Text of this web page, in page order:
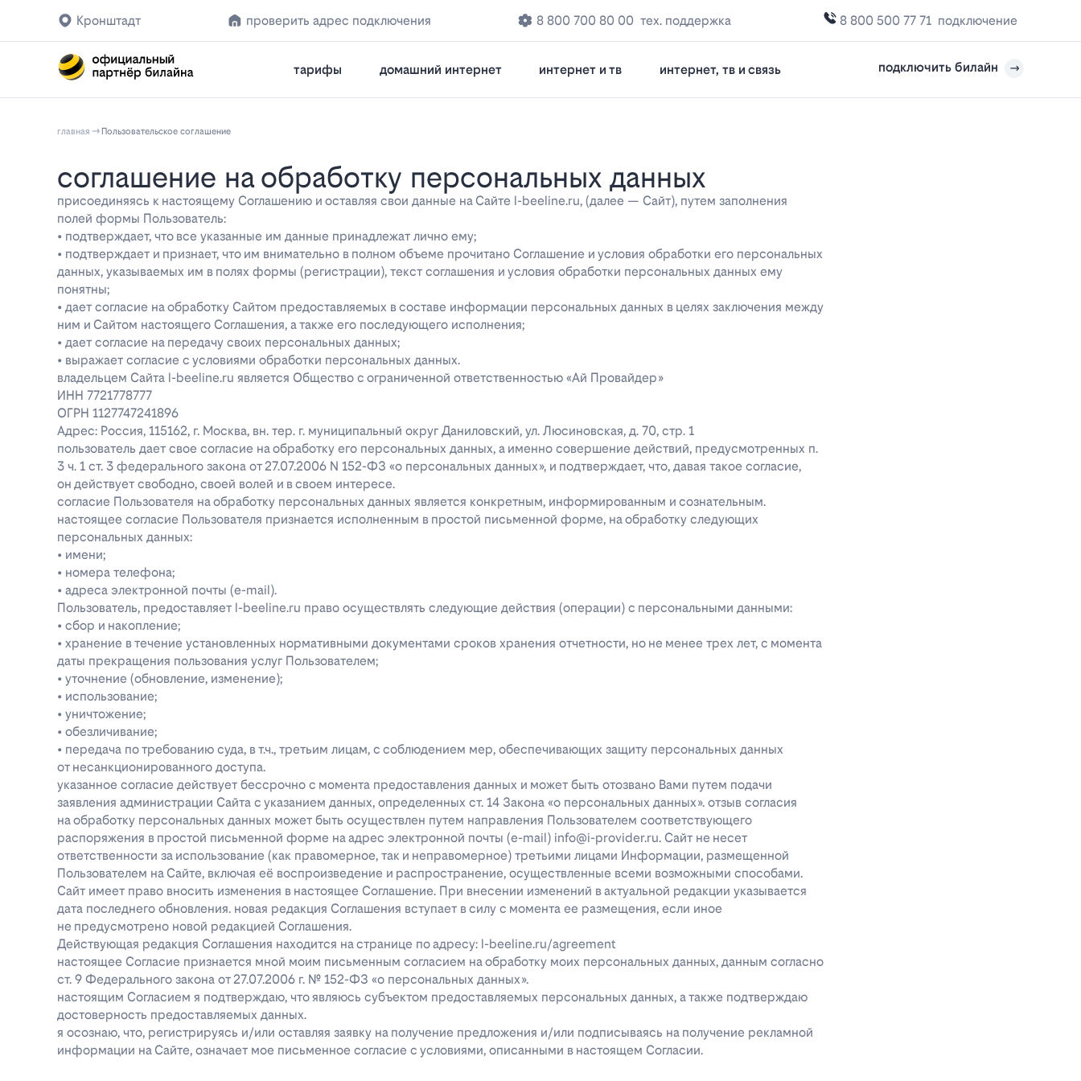
Кронштадт проверить адрес подключения 8 800 700 80 00 тех. поддержка 8 800 500 77 71 подключение
тарифы домашний интернет интернет и тв интернет, тв и связь подключить билайн
главная Пользовательское соглашение
соглашение на обработку персональных данных
присоединяясь к настоящему Соглашению и оставляя свои данные на Сайте l-beeline.ru, (далее — Сайт), путем заполнения
полей формы Пользователь:
• подтверждает, что все указанные им данные принадлежат лично ему;
• подтверждает и признает, что им внимательно в полном объеме прочитано Соглашение и условия обработки его персональных
данных, указываемых им в полях формы (регистрации), текст соглашения и условия обработки персональных данных ему
понятны;
• дает согласие на обработку Сайтом предоставляемых в составе информации персональных данных в целях заключения между
ним и Сайтом настоящего Соглашения, а также его последующего исполнения;
• дает согласие на передачу своих персональных данных;
• выражает согласие с условиями обработки персональных данных.
владельцем Сайта l-beeline.ru является Общество с ограниченной ответственностью «Ай Провайдер»
ИНН 7721778777
ОГРН 1127747241896
Адрес: Россия, 115162, г. Москва, вн. тер. г. муниципальный округ Даниловский, ул. Люсиновская, д. 70, стр. 1
пользователь дает свое согласие на обработку его персональных данных, а именно совершение действий, предусмотренных п.
3 ч. 1 ст. 3 федерального закона от 27.07.2006 N 152-ФЗ «о персональных данных», и подтверждает, что, давая такое согласие,
он действует свободно, своей волей и в своем интересе.
согласие Пользователя на обработку персональных данных является конкретным, информированным и сознательным.
настоящее согласие Пользователя признается исполненным в простой письменной форме, на обработку следующих
персональных данных:
• имени;
• номера телефона;
• адреса электронной почты (e-mail).
Пользователь, предоставляет l-beeline.ru право осуществлять следующие действия (операции) с персональными данными:
• сбор и накопление;
• хранение в течение установленных нормативными документами сроков хранения отчетности, но не менее трех лет, с момента
даты прекращения пользования услуг Пользователем;
• уточнение (обновление, изменение);
• использование;
• уничтожение;
• обезличивание;
• передача по требованию суда, в т.ч., третьим лицам, с соблюдением мер, обеспечивающих защиту персональных данных
от несанкционированного доступа.
указанное согласие действует бессрочно с момента предоставления данных и может быть отозвано Вами путем подачи
заявления администрации Сайта с указанием данных, определенных ст. 14 Закона «о персональных данных». отзыв согласия
на обработку персональных данных может быть осуществлен путем направления Пользователем соответствующего
распоряжения в простой письменной форме на адрес электронной почты (e-mail) info@i-provider.ru. Сайт не несет
ответственности за использование (как правомерное, так и неправомерное) третьими лицами Информации, размещенной
Пользователем на Сайте, включая её воспроизведение и распространение, осуществленные всеми возможными способами.
Сайт имеет право вносить изменения в настоящее Соглашение. При внесении изменений в актуальной редакции указывается
дата последнего обновления. новая редакция Соглашения вступает в силу с момента ее размещения, если иное
не предусмотрено новой редакцией Соглашения.
Действующая редакция Соглашения находится на странице по адресу: l-beeline.ru/agreement
настоящее Согласие признается мной моим письменным согласием на обработку моих персональных данных, данным согласно
ст. 9 Федерального закона от 27.07.2006 г. № 152-ФЗ «о персональных данных».
настоящим Согласием я подтверждаю, что являюсь субъектом предоставляемых персональных данных, а также подтверждаю
достоверность предоставляемых данных.
я осознаю, что, регистрируясь и/или оставляя заявку на получение предложения и/или подписываясь на получение рекламной
информации на Сайте, означает мое письменное согласие с условиями, описанными в настоящем Согласии.